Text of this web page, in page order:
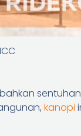
kanopi